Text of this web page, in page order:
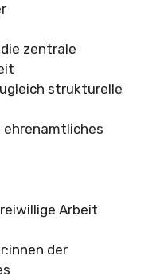
zentrale
strukturelle
ehrenamtliches
Arbeit
der